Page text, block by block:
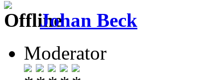
Johan Beck
Moderator